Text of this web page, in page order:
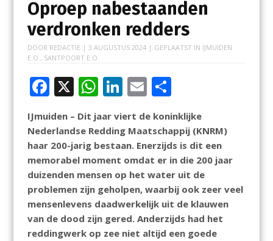
Oproep nabestaanden
verdronken redders
DOOR REDACTIE | 3 AUGUSTUS 2024| GEPLAATST IN IJMUIDEN
E.O. , SANTPOORT E.O.
F
ac
e
b
o
o
k
X W
at
s
A
p
p
Li
k
e
dI
n
E
m
ai
l
D
el
e
n
IJmuiden – Dit jaar viert de koninklijke
Nederlandse Redding Maatschappij (KNRM)
haar 200-jarig bestaan. Enerzijds is dit een
memorabel moment omdat er in die 200 jaar
duizenden mensen op het water uit de
problemen zijn geholpen, waarbij ook zeer veel
mensenlevens daadwerkelijk uit de klauwen
van de dood zijn gered. Anderzijds had het
reddingwerk op zee niet altijd een goede